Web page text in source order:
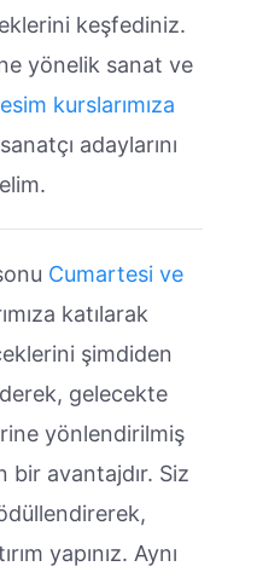
keşfediniz.
yönelik sanat ve
kurslarımıza
adaylarını
Cumartesi ve
katılarak
şimdiden
gelecekte
yönlendirilmiş
bir avantajdır. Siz
yapınız. Aynı